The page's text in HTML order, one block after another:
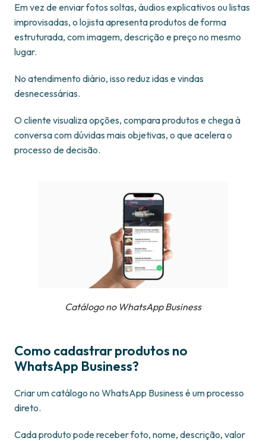
Em vez de enviar fotos soltas, áudios explicativos ou listas
improvisadas, o lojista apresenta produtos de forma
estruturada, com imagem, descrição e preço no mesmo
lugar.
No atendimento diário, isso reduz idas e vindas
desnecessárias.
O cliente visualiza opções, compara produtos e chega à
conversa com dúvidas mais objetivas, o que acelera o
processo de decisão.
Catálogo no WhatsApp Business
Como cadastrar produtos no
WhatsApp Business?
Criar um catálogo no WhatsApp Business é um processo
direto.
Cada produto pode receber foto, nome, descrição, valor